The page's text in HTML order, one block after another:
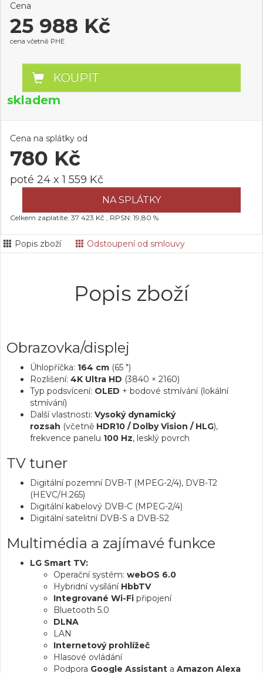
Cena
25 988 Kč
cena včetně PHE
KOUPIT
skladem
Cena na splátky od
780 Kč
poté 24 x 1 559 Kč
NA SPLÁTKY
Celkem zaplatíte: 37 423 Kč , RPSN: 19,80 %
Popis zboží Odstoupení od smlouvy
Popis zboží
Obrazovka/displej
Úhlopříčka: 164 cm (65 ")
Rozlišení: 4K Ultra HD (3840 × 2160)
Typ podsvícení: OLED + bodové stmívání (lokální
stmívání)
Další vlastnosti: Vysoký dynamický
rozsah (včetně HDR10 / Dolby Vision / HLG),
frekvence panelu 100 Hz, lesklý povrch
TV tuner
Digitální pozemní DVB-T (MPEG-2/4), DVB-T2
(HEVC/H.265)
Digitální kabelový DVB-C (MPEG-2/4)
Digitální satelitní DVB-S a DVB-S2
Multimédia a zajímavé funkce
LG Smart TV:
Operační systém: webOS 6.0
Hybridní vysílání HbbTV
Integrované Wi-Fi připojení
Bluetooth 5.0
DLNA
LAN
Internetový prohlížeč
Hlasové ovládání
Podpora Google Assistant a Amazon Alexa